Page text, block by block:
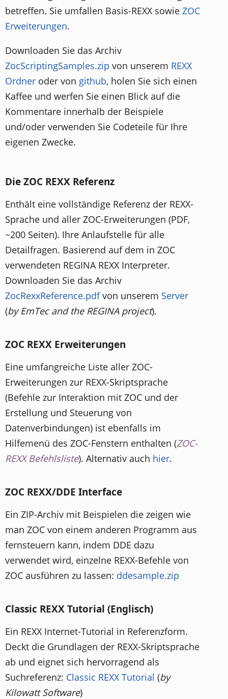
betreffen. Sie umfallen Basis-REXX sowie ZOC
Erweiterungen.
Downloaden Sie das Archiv
ZocScriptingSamples.zip von unserem REXX
Ordner oder von github, holen Sie sich einen
Kaffee und werfen Sie einen Blick auf die
Kommentare innerhalb der Beispiele
und/oder verwenden Sie Codeteile für Ihre
eigenen Zwecke.
Die ZOC REXX Referenz
Enthält eine vollständige Referenz der REXX-
Sprache und aller ZOC-Erweiterungen (PDF,
~200 Seiten). Ihre Anlaufstelle für alle
Detailfragen. Basierend auf dem in ZOC
verwendeten REGINA REXX Interpreter.
Downloaden Sie das Archiv
ZocRexxReference.pdfvon unserem Server
(by EmTec and the REGINA project).
ZOC REXX Erweiterungen
Eine umfangreiche Liste aller ZOC-
Erweiterungen zur REXX-Skriptsprache
(Befehle zur Interaktion mit ZOC und der
Erstellung und Steuerung von
Datenverbindungen) ist ebenfalls im
Hilfemenü des ZOC-Fenstern enthalten (ZOC-
REXX Befehlsliste). Alternativ auch hier.
ZOC REXX/DDE Interface
Ein ZIP-Archiv mit Beispielen die zeigen wie
man ZOC von einem anderen Programm aus
fernsteuern kann, indem DDE dazu
verwendet wird, einzelne REXX-Befehle von
ZOC ausführen zu lassen: ddesample.zip
Classic REXX Tutorial (Englisch)
Ein REXX Internet-Tutorial in Referenzform.
Deckt die Grundlagen der REXX-Skriptsprache
ab und eignet sich hervorragend als
Suchreferenz: Classic REXX Tutorial (by
Kilowatt Software)